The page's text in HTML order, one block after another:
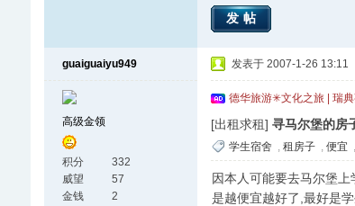
发帖
guaiguaiyu949
高级金领
积分
332
威望
57
金钱
2
发表于 2007-1-26 13:11
德华旅游✳文化之旅 | 瑞
[出租求租] 寻马尔堡的房
学生宿舍 , 租房子 , 便宜 ,
因本人可能要去马尔堡
是越便宜越好了,最好是